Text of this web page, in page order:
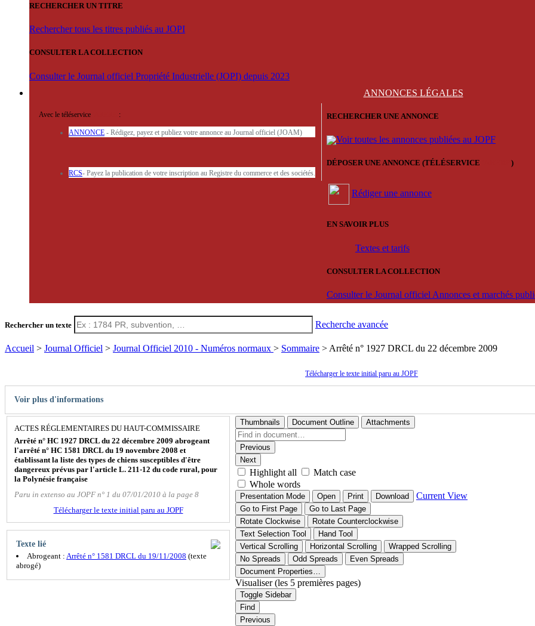
RECHERCHER UN TITRE
Rechercher tous les titres publiés au JOPI
CONSULTER LA COLLECTION
Consulter le Journal officiel Propriété Industrielle (JOPI) depuis 2023
ANNONCES LÉGALES
Avec le téléservice :
ANNONCE - Rédigez, payez et publiez votre annonce au Journal officiel (JOAM)
RCS- Payez la publication de votre inscription au Registre du commerce et des sociétés.
RECHERCHER UNE ANNONCE
Voir toutes les annonces publiées au JOPF
DÉPOSER UNE ANNONCE (TÉLÉSERVICE )
Rédiger une annonce
EN SAVOIR PLUS
Textes et tarifs
CONSULTER LA COLLECTION
Consulter le Journal officiel Annonces et marchés
Rechercher un texte Recherche avancée
Accueil > Journal Officiel > Journal Officiel 2010 - Numéros normaux > Sommaire > Arrêté n° 1927 DRCL du 22 décembre 2009
Télécharger le texte initial paru au JOPF
Voir plus d'informations
ACTES RÉGLEMENTAIRES DU HAUT-COMMISSAIRE
Arrêté n° HC 1927 DRCL du 22 décembre 2009 abrogeant
l'arrêté n° HC 1581 DRCL du 19 novembre 2008 et
établissant la liste des types de chiens susceptibles d'être
dangereux prévus par l'article L. 211-12 du code rural, pour
la Polynésie française
Paru in extenso au JOPF n° 1 du 07/01/2010 à la page 8
Télécharger le texte initial paru au JOPF
Texte lié
Abrogeant : Arrêté n° 1581 DRCL du 19/11/2008 (texte
abrogé)
Thumbnails Document Outline Attachments
Previous
Next
Highlight all
Match case
Whole words
Presentation Mode Open Print Download Current View
Go to First Page
Go to Last Page
Rotate Clockwise
Rotate Counterclockwise
Text Selection Tool
Hand Tool
Vertical Scrolling
Horizontal Scrolling
Wrapped Scrolling
No Spreads
Odd Spreads
Even Spreads
Document Properties…
Visualiser (les 5 premières pages)
Toggle Sidebar
Find
Previous